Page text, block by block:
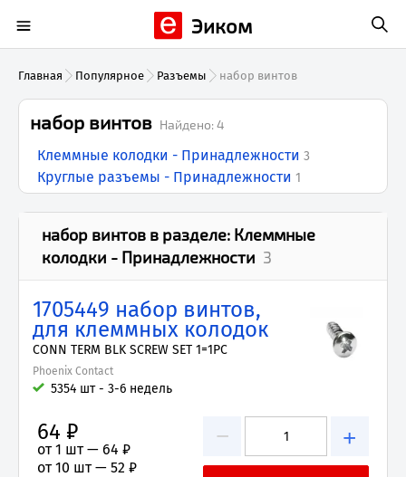
Эиком
Главная Популярное Разъемы набор винтов
набор винтов Найдено:4
Клеммные колодки - Принадлежности 3
Круглые разъемы - Принадлежности 1
набор винтов в разделе: Клеммные
колодки - Принадлежности 3
1705449 набор винтов,
для клеммных колодок
CONN TERM BLK SCREW SET 1=1PC
Phoenix Contact
5354 шт - 3-6 недель
− +
64 ₽
от 1 шт — 64 ₽
от 10 шт — 52 ₽